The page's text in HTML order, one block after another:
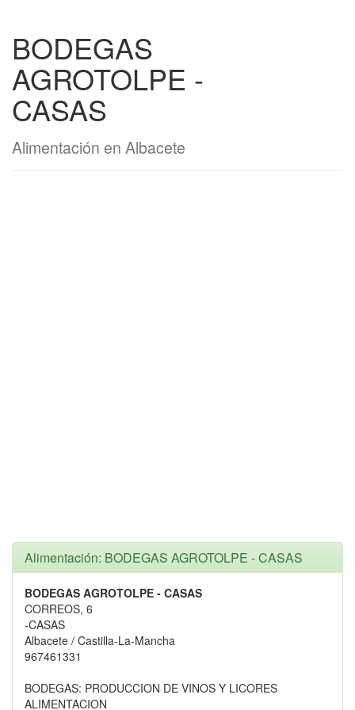
BODEGAS
AGROTOLPE -
CASAS
Alimentación en Albacete
Alimentación: BODEGAS AGROTOLPE - CASAS
BODEGAS AGROTOLPE - CASAS
CORREOS, 6
-CASAS
Albacete / Castilla-La-Mancha
967461331
BODEGAS: PRODUCCION DE VINOS Y LICORES
ALIMENTACION